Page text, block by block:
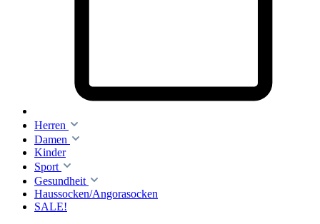
Herren
Damen
Kinder
Sport
Gesundheit
Haussocken/Angorasocken
SALE!